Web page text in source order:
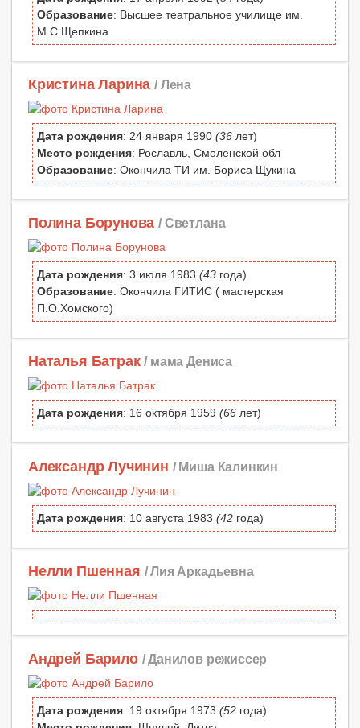
Образование: Высшее театральное училище им.
М.С.Щепкина
Кристина Ларина / Лена
Дата рождения: 24 января 1990 (36 лет)
Место рождения: Рославль, Смоленской обл
Образование: Окончила ТИ им. Бориса Щукина
Полина Борунова / Светлана
Дата рождения: 3 июля 1983 (43 года)
Образование: Окончила ГИТИС ( мастерская
П.О.Хомского)
Наталья Батрак / мама Дениса
Дата рождения: 16 октября 1959 (66 лет)
Александр Лучинин / Миша Калинкин
Дата рождения: 10 августа 1983 (42 года)
Нелли Пшенная / Лия Аркадьевна
Андрей Барило / Данилов режиссер
Дата рождения: 19 октября 1973 (52 года)